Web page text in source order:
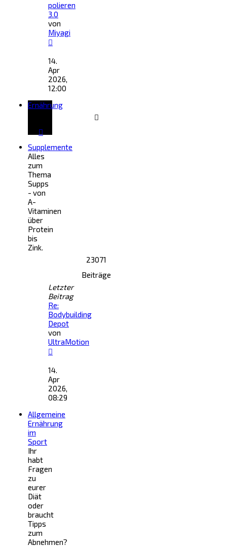
polieren
3.0
von
Miyagi
Beitrag
14.
Apr
2026,
12:00
Ernährung
Supplemente
Alles
zum
Thema
Supps
- von
A-
Vitaminen
über
Protein
bis
Zink.
23071
Beiträge
Letzter
Beitrag
Re:
Bodybuilding
Depot
von
UltraMotion
Beitrag
14.
Apr
2026,
08:29
Allgemeine
Ernährung
im
Sport
Ihr
habt
Fragen
zu
eurer
Diät
oder
braucht
Tipps
zum
Abnehmen?